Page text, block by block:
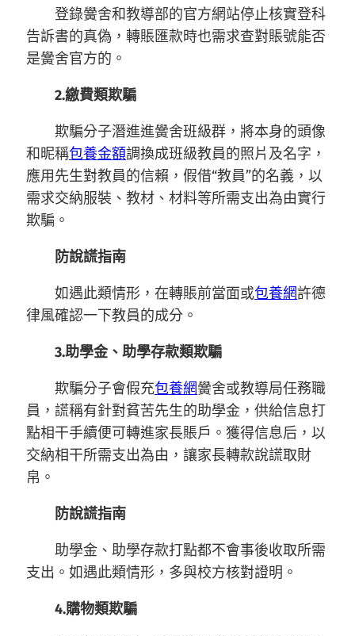
登錄黌舍和教導部的官方網站停止核實登科
告訴書的真偽，轉賬匯款時也需求查對賬號能否
是黌舍官方的。
2.繳費類欺騙
欺騙分子潛進進黌舍班級群，將本身的頭像
和昵稱包養金額調換成班級教員的照片及名字，
應用先生對教員的信賴，假借“教員”的名義，以
需求交納服裝、教材、材料等所需支出為由實行
欺騙。
防說謊指南
如遇此類情形，在轉賬前當面或包養網許德
律風確認一下教員的成分。
3.助學金、助學存款類欺騙
欺騙分子會假充包養網黌舍或教導局任務職
員，謊稱有針對貧苦先生的助學金，供給信息打
點相干手續便可轉進家長賬戶。獲得信息后，以
交納相干所需支出為由，讓家長轉款說謊取財
帛。
防說謊指南
助學金、助學存款打點都不會事後收取所需
支出。如遇此類情形，多與校方核對證明。
4.購物類欺騙